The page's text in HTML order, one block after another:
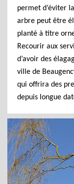
permet d’éviter
arbre peut être
planté à titre
Recourir aux
d’avoir des
ville de
qui offrira des
depuis longue